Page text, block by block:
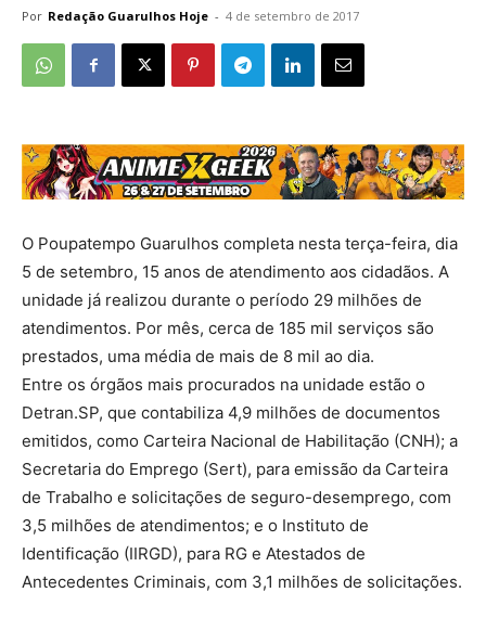
Por Redação Guarulhos Hoje - 4 de setembro de 2017
O Poupatempo Guarulhos completa nesta terça-feira, dia
5 de setembro, 15 anos de atendimento aos cidadãos. A
unidade já realizou durante o período 29 milhões de
atendimentos. Por mês, cerca de 185 mil serviços são
prestados, uma média de mais de 8 mil ao dia.
Entre os órgãos mais procurados na unidade estão o
Detran.SP, que contabiliza 4,9 milhões de documentos
emitidos, como Carteira Nacional de Habilitação (CNH); a
Secretaria do Emprego (Sert), para emissão da Carteira
de Trabalho e solicitações de seguro-desemprego, com
3,5 milhões de atendimentos; e o Instituto de
Identificação (IIRGD), para RG e Atestados de
Antecedentes Criminais, com 3,1 milhões de solicitações.